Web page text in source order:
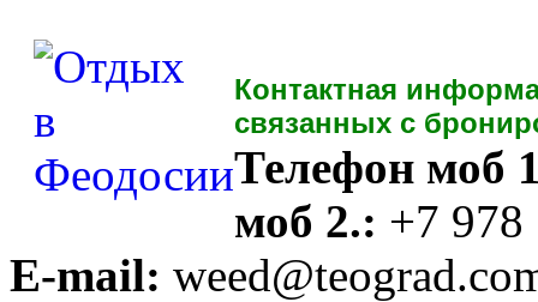
Контактная
связанных с
Телефон моб
моб 2.: +7 978
E-mail: